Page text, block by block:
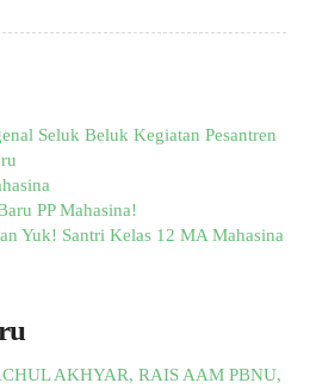
Seluk Beluk Kegiatan Pesantren
PP Mahasina!
Yuk! Santri Kelas 12 MA Mahasina
AKHYAR, RAIS AAM PBNU,